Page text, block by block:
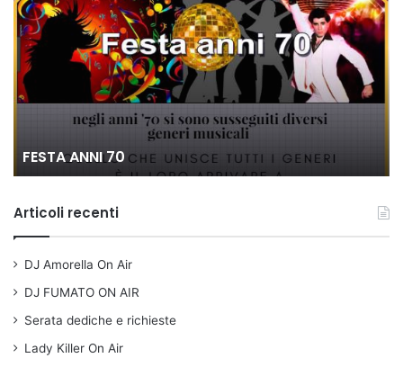
80 VOGLIA DI...
Articoli recenti
DJ Amorella On Air
DJ FUMATO ON AIR
Serata dediche e richieste
Lady Killer On Air